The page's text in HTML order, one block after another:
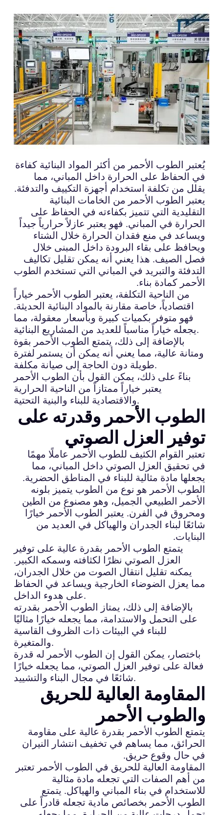
يُعتبر الطوب الأحمر من أكثر المواد البنائية كفاءة
في الحفاظ على الحرارة داخل المباني، مما
يقلل من تكلفة استخدام أجهزة التكييف والتدفئة.
يعتبر الطوب الأحمر من الخامات البنائية
التقليدية التي تتميز بكفاءته في الحفاظ على
الحرارة في المباني. فهو يعتبر عازلاً حرارياً جيداً
ويساعد في منع فقدان الحرارة خلال الشتاء
ويحافظ على بقاء البرودة داخل المبنى خلال
فصل الصيف. هذا يعني أنه يمكن تقليل تكاليف
التدفئة والتبريد في المباني التي تستخدم الطوب
الأحمر كمادة بناء.
من الناحية التكلفة، يعتبر الطوب الأحمر خياراً
اقتصادياً، خاصة مقارنة بالمواد البنائية الحديثة.
فهو متوفر بكميات كبيرة وبأسعار معقولة، مما
يجعله خياراً مناسباً للعديد من المشاريع البنائية.
بالإضافة إلى ذلك، يتمتع الطوب الأحمر بقوة
ومتانة عالية، مما يعني أنه يمكن أن يستمر لفترة
طويلة دون الحاجة إلى صيانة مكلفة.
بناءً على ذلك، يمكن القول بأن الطوب الأحمر
يعتبر خياراً ممتازاً من الناحية الحرارية
والاقتصادية للبناء والبنية التحتية.
الطوب الأحمر وقدرته على
توفير العزل الصوتي
تعتبر القوام الكثيف للطوب الأحمر عاملًا مهمًا
في تحقيق العزل الصوتي داخل المباني، مما
يجعلها مادة مثالية للبناء في المناطق الحضرية.
الطوب الأحمر هو نوع من الطوب يتميز بلونه
الأحمر الطبيعي الجميل، وهو مصنوع من الطين
ومحروق في الفرن. يعتبر الطوب الأحمر خيارًا
شائعًا لبناء الجدران والهياكل في العديد من
البنايات.
يتمتع الطوب الأحمر بقدرة عالية على توفير
العزل الصوتي نظرًا لكثافته وسمكه الكبير.
يمكنه تقليل انتقال الصوت من خلال الجدران،
مما يعزل الضوضاء الخارجية ويساعد في الحفاظ
على هدوء الداخل.
بالإضافة إلى ذلك، يمتاز الطوب الأحمر بقدرته
على التحمل والاستدامة، مما يجعله خيارًا مثاليًا
للبناء في البيئات ذات الظروف القاسية
والمتغيرة.
باختصار، يمكن القول إن الطوب الأحمر له قدرة
فعالة على توفير العزل الصوتي، مما يجعله خيارًا
شائعًا في مجال البناء والتشييد.
المقاومة العالية للحريق
والطوب الأحمر
يتمتع الطوب الأحمر بقدرة عالية على مقاومة
الحرائق، مما يساهم في تخفيف انتشار النيران
في حال وقوع حريق.
المقاومة العالية للحريق في الطوب الأحمر تعتبر
من أهم الصفات التي تجعله مادة مثالية
للاستخدام في بناء المباني والهياكل. يتمتع
الطوب الأحمر بخصائص مادية تجعله قادراً على